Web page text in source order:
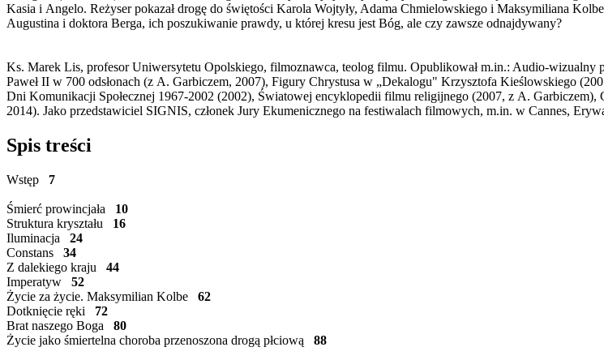
Kasia i Angelo. Reżyser pokazał drogę do świętości Karola Wojtyły, Adama Chmielowskiego i Maksymiliana
Augustina i doktora Berga, ich poszukiwanie prawdy, u której kresu jest Bóg, ale czy zawsze odnajdywany?
Ks. Marek Lis, profesor Uniwersytetu Opolskiego, filmoznawca, teolog filmu. Opublikował m.in.: Audio-
Paweł II w 700 odsłonach (z A. Garbiczem, 2007), Figury Chrystusa w „Dekalogu" Krzysztofa Kieślowskiego
Dni Komunikacji Społecznej 1967-2002 (2002), Światowej encyklopedii filmu religijnego (2007, z A.
2014). Jako przedstawiciel SIGNIS, członek Jury Ekumenicznego na festiwalach filmowych, m.in. w Cannes,
Spis treści
Wstęp 7
Śmierć prowincjała 10
Struktura kryształu 16
Iluminacja 24
Constans 34
Z dalekiego kraju 44
Imperatyw 52
Życie za życie. Maksymilian Kolbe
62
Dotknięcie ręki 72
Brat naszego Boga 80
Życie jako śmiertelna choroba przenoszona drogą płciową
88